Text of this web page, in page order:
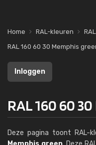
Home RAL-kleuren
RAL 160 60 30 Memphis
Inloggen
RAL 160 60
Deze pagina toont RAL-